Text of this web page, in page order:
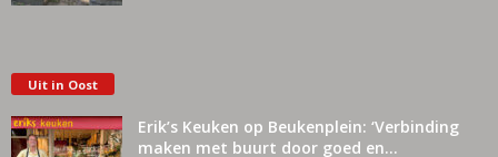
Uit in Oost
Erik’s Keuken op Beukenplein: ‘Verbinding
maken met buurt door goed en...